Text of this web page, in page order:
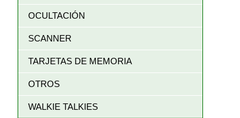
OCULTACIÓN
SCANNER
TARJETAS DE MEMORIA
OTROS
WALKIE TALKIES